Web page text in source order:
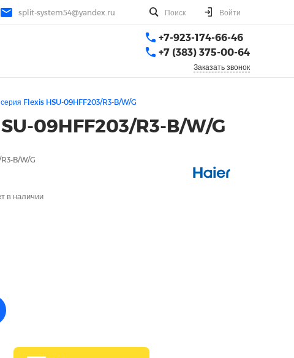
split-system54@yandex.ru Поиск Войти
+7-923-174-66-46
+7 (383) 375-00-64
Заказать звонок
Flexis HSU-09HFF203/R3-B/W/G
09HFF203/R3-B/W/G
B/W/G
в наличии